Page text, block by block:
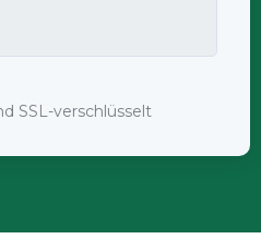
SSL-verschlüsselt